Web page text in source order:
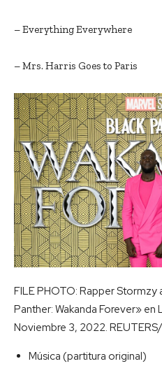
– Everything Everywhere
– Mrs. Harris Goes to Paris
FILE PHOTO: Rapper Stormzy
Panther: Wakanda Forever» en
Noviembre 3, 2022.
Música (partitura original)